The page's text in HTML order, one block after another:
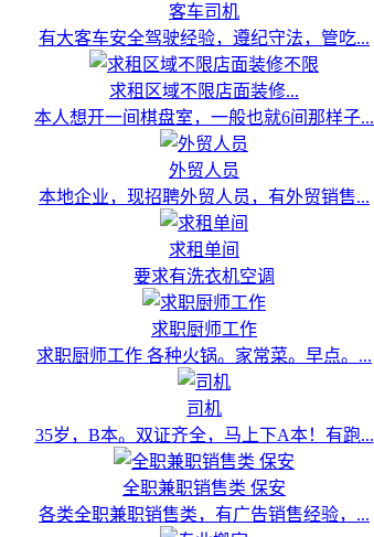
客车司机
有大客车安全驾驶经验，遵纪守法，管吃...
求租区域不限店面装修...
本人想开一间棋盘室，一般也就6间那样子...
外贸人员
本地企业，现招聘外贸人员，有外贸销售...
求租单间
要求有洗衣机空调
求职厨师工作
求职厨师工作 各种火锅。家常菜。早点。...
司机
35岁，B本。双证齐全，马上下A本！有跑...
全职兼职销售类 保安
各类全职兼职销售类，有广告销售经验，...